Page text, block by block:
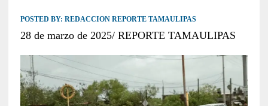
POSTED BY: REDACCION REPORTE TAMAULIPAS
28 de marzo de 2025/ REPORTE TAMAULIPAS